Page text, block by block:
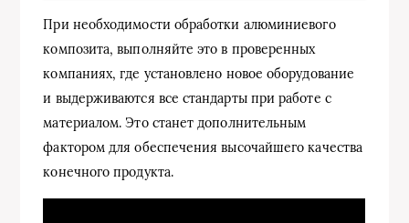
При необходимости обработки алюминиевого
композита, выполняйте это в проверенных
компаниях, где установлено новое оборудование
и выдерживаются все стандарты при работе с
материалом. Это станет дополнительным
фактором для обеспечения высочайшего качества
конечного продукта.